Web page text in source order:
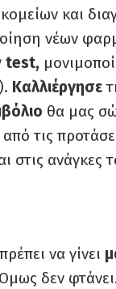
και
νέων
test,
Καλλιέργησε
θα μας
από τις
στις ανάγκες
να γίνει
δεν